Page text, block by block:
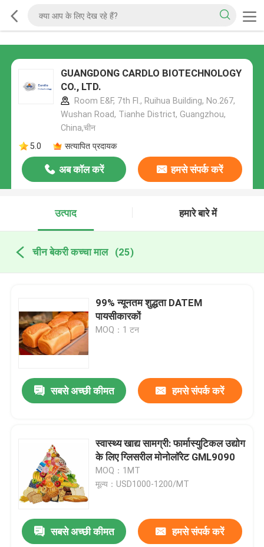
GUANGDONG CARDLO BIOTECHNOLOGY
CO., LTD.
Room E&F, 7th Fl., Ruihua Building, No.267,
Wushan Road, Tianhe District, Guangzhou,
China,चीन
5.0
सत्यापित प्रदायक
अब कॉल करें हमसे संपर्क करें
उत्पाद हमारे बारे में
चीन बेकरी कच्चा माल (25)
99% न्यूनतम शुद्धता DATEM
पायसीकारकों
MOQ：1 टन
सबसे अच्छी कीमत हमसे संपर्क करें
स्वास्थ्य खाद्य सामग्री: फार्मास्युटिकल उद्योग
के लिए ग्लिसरील मोनोलॉरेट GML9090
MOQ：1MT
मूल्य：USD1000-1200/MT
सबसे अच्छी कीमत हमसे संपर्क करें